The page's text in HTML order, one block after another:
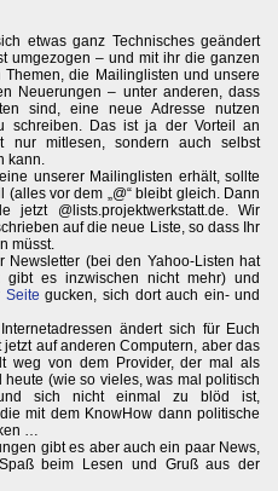
etwas ganz Technisches geändert
umgezogen – und mit ihr die ganzen
die Mailinglisten und unsere
Neuerungen – unter anderen, dass
sind, eine neue Adresse nutzen
schreiben. Das ist ja der Vorteil an
nur mitlesen, sondern auch selbst
kann.
unserer Mailinglisten erhält, sollte
vor dem „@“ bleibt gleich. Dann
jetzt @lists.projektwerkstatt.de. Wir
auf die neue Liste, so dass Ihr
müsst.
(bei den Yahoo-Listen hat
es inzwischen nicht mehr) und
Seite gucken, sich dort auch ein- und
ändert sich für Euch
auf anderen Computern, aber das
weg von dem Provider, der mal als
(wie so vieles, was mal politisch
sich nicht einmal zu blöd ist,
mit dem KnowHow dann politische
…
gibt es aber auch ein paar News,
beim Lesen und Gruß aus der